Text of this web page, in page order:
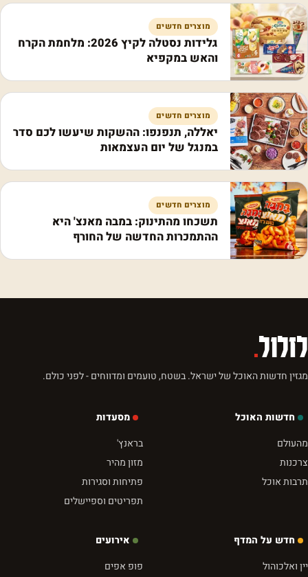
מוצרים חדשים
גלידות נסטלה לקיץ 2026: מלחמת הקרח
והאש במקפיא
מוצרים חדשים
יאללה, תנפנפו: ההשקות שיעשו לכם סדר
במנגל של יום העצמאות
מוצרים חדשים
תשכחו מהתינוק: במבה מאנצ' היא
ההתמכרות החדשה של החורף
לזלול.
מגזין חדשות האוכל של ישראל. בשטח, טועמים ומדווחים - לפני כולם.
חדשות האוכל
מהעולם
צרכנות
תרבות אוכל
מסעדות
בראנץ'
מזון מהיר
פתיחות וסגירות
תפריטים וספיישלים
חדש על המדף
יין ואלכוהול
אירועים
פופ אפים